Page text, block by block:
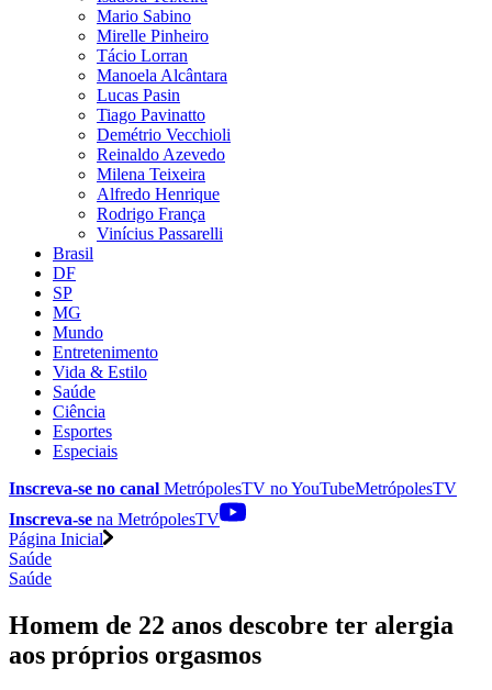
Mario Sabino
Mirelle Pinheiro
Tácio Lorran
Manoela Alcântara
Lucas Pasin
Tiago Pavinatto
Demétrio Vecchioli
Reinaldo Azevedo
Milena Teixeira
Alfredo Henrique
Rodrigo França
Vinícius Passarelli
Brasil
DF
SP
MG
Mundo
Entretenimento
Vida & Estilo
Saúde
Ciência
Esportes
Especiais
Inscreva-se no canal MetrópolesTV noYouTubeMetrópolesTV
Inscreva-se na MetrópolesTV
Página Inicial
Saúde
Saúde
Homem de 22 anos descobre ter alergia
aos próprios orgasmos